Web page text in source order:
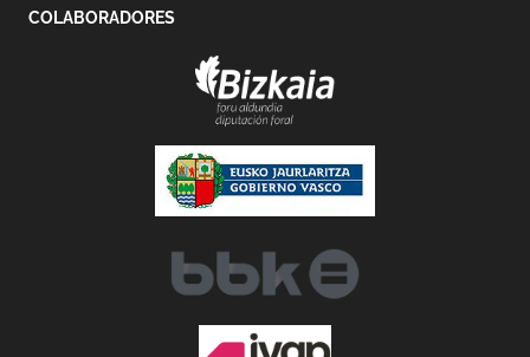
COLABORADORES